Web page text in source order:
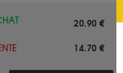
20.90 €
14.70 €